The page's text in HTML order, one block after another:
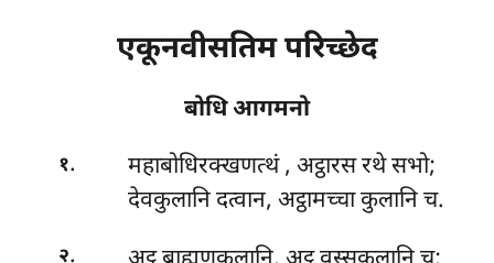
एकूनवीसतिम परिच्छेद
बोधि आगमनो
१. महाबोधिरक्खणत्थं, अट्ठारस रथे सभो;
देवकुलानि दत्वान, अट्ठामच्चा कुलानि च.
२.